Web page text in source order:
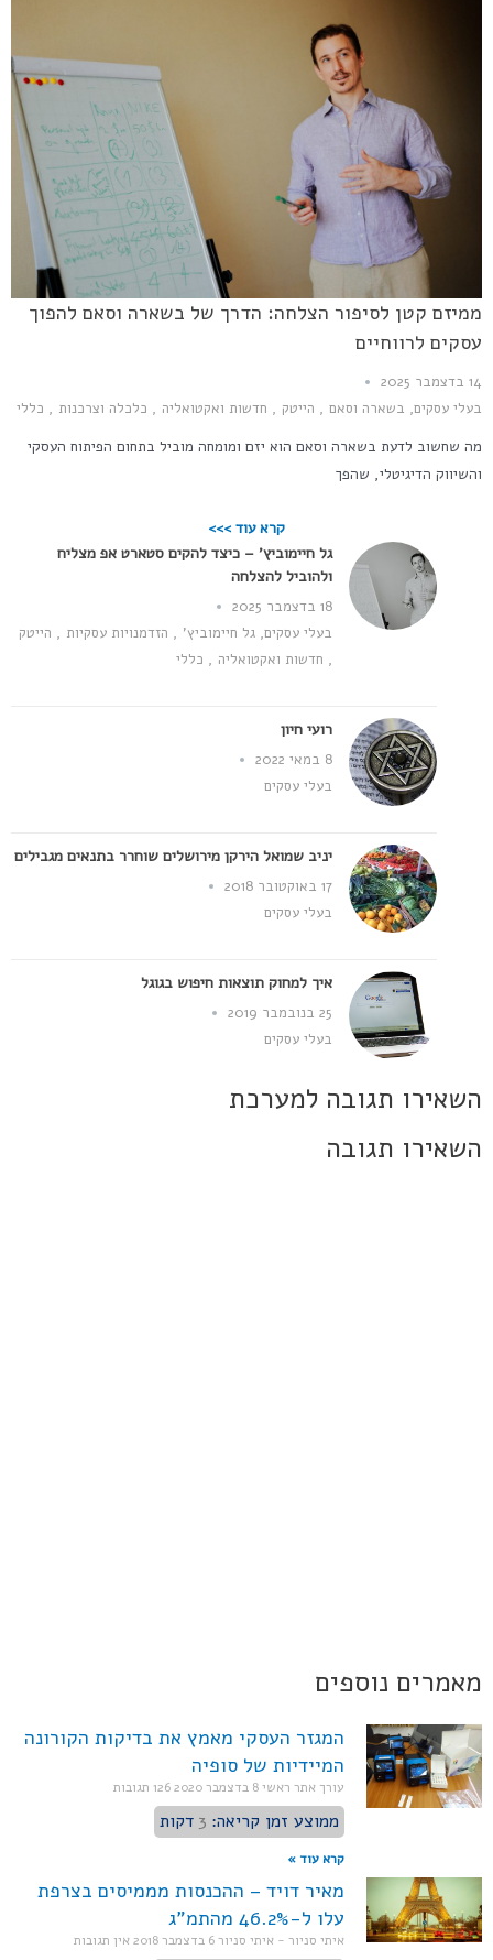
מאמרים נוספים
המגזר העסקי מאמץ את בדיקות הקורונה
המיידיות של סופיה
עורך אתר ראשי8 בדצמבר 2020 126 תגובות
ממוצע זמן קריאה: 3 דקות
קרא עוד »
מאיר דויד – ההכנסות מממיסים בצרפת
עלו ל-46.2% מהתמ"ג
איתי סניור - איתי סניור6 בדצמבר 2018 אין תגובות
ממיזם קטן לסיפור הצלחה: הדרך של בשארה וסאם להפוך
עסקים לרווחיים
14 בדצמבר 2025
בעלי עסקים, בשארה וסאם , הייטק , חדשות ואקטואליה , כלכלה וצרכנות , כללי
מה שחשוב לדעת בשארה וסאם הוא יזם ומומחה מוביל בתחום הפיתוח העסקי
והשיווק הדיגיטלי, שהפך
קרא עוד >>>
גל חיימוביץ' – כיצד להקים סטארט אפ מצליח
ולהוביל להצלחה
18 בדצמבר 2025
בעלי עסקים,גל חיימוביץ' , הזדמנויות עסקיות , הייטק
, חדשות ואקטואליה , כללי
רועי חיון
8 במאי 2022
בעלי עסקים
יניב שמואל הירקן מירושלים שוחרר בתנאים מגבילים
17 באוקטובר 2018
בעלי עסקים
איך למחוק תוצאות חיפוש בגוגל
25 בנובמבר 2019
בעלי עסקים
השאירו תגובה למערכת
השאירו תגובה